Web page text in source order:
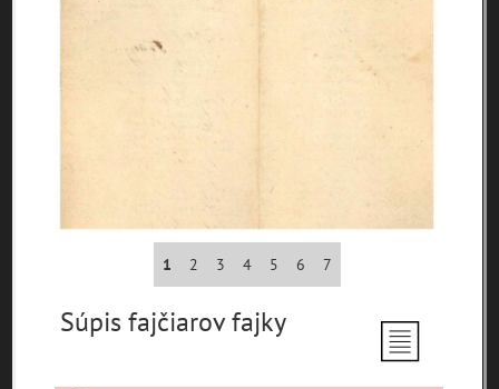
Pamäť mesta Bratislava
Pamäť mesta Košice
Pamäť mesta Banská Bystrica
Pamäť mesta Turzovka
1 2 3 4 5 6 7
Súpis fajčiarov fajky